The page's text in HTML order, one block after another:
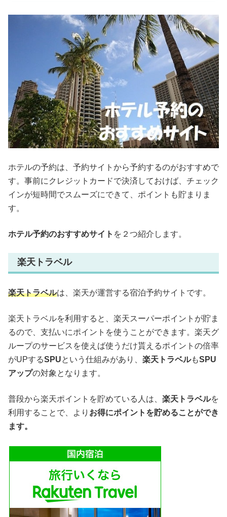
ホテルの予約は、予約サイトから予約するのがおすすめで
す。事前にクレジットカードで決済しておけば、チェック
インが短時間でスムーズにできて、ポイントも貯まりま
す。
ホテル予約のおすすめサイト を２つ紹介します。
楽天トラベル
楽天トラベルは、楽天が運営する宿泊予約サイトです。
楽天トラベルを利用すると、楽天スーパーポイントが貯ま
るので、支払いにポイントを使うことができます。楽天グ
ループのサービスを使えば使うだけ貰えるポイントの倍率
がUPするSPUという仕組みがあり、 楽天トラベルもSPU
アップの対象となります。
普段から楽天ポイントを貯めている人は、 楽天トラベルを
利用することで、より お得にポイントを貯めることができ
ます。